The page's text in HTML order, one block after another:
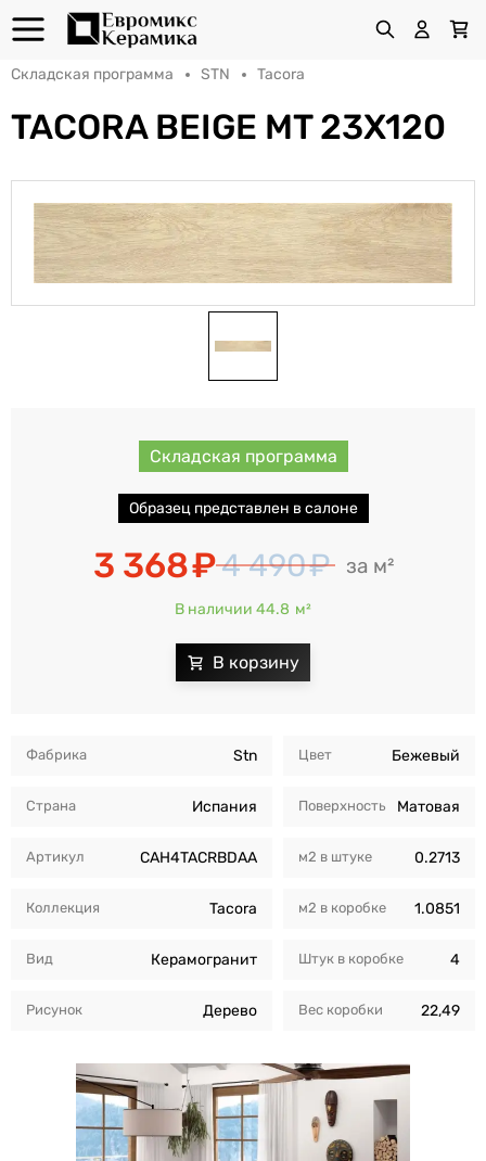
Складская программа STN Tacora
TACORA BEIGE MT 23X120
Фабрика Stn
Страна Испания
Артикул CAH4TACRBDAA
Коллекция Tacora
Вид Керамогранит
Рисунок Дерево
Цвет Бежевый
Поверхность Матовая
м2 в штуке 0.2713
м2 в коробкe 1.0851
Штук в коробкe 4
Вес коробки 22,49
Складская программа
Образец представлен в салоне
3 368 4 490 м²
В наличии 44.8 м²